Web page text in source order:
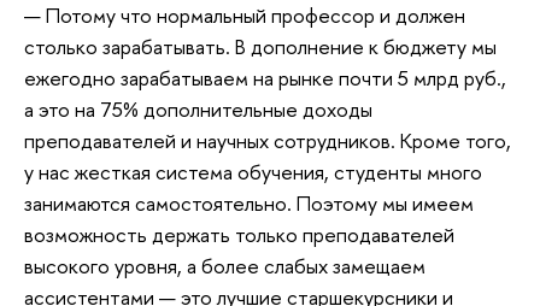
— Потому что нормальный профессор и должен
столько зарабатывать. В дополнение к бюджету мы
ежегодно зарабатываем на рынке почти 5 млрд руб.,
а это на 75% дополнительные доходы
преподавателей и научных сотрудников. Кроме того,
у нас жесткая система обучения, студенты много
занимаются самостоятельно. Поэтому мы имеем
возможность держать только преподавателей
высокого уровня, а более слабых замещаем
ассистентами — это лучшие старшекурсники и